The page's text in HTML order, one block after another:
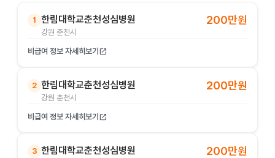
1 한림대학교춘천성심병원
강원 춘천시
200만원
비급여 정보 자세히보기 open_in_new
2 한림대학교춘천성심병원
강원 춘천시
200만원
비급여 정보 자세히보기 open_in_new
3 한림대학교춘천성심병원 200만원